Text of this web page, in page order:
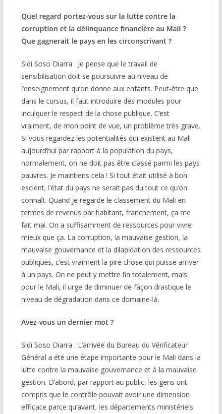
Quel regard portez-vous sur la lutte contre la
corruption et la délinquance financière au Mali ?
Que gagnerait le pays en les circonscrivant ?
Sidi Soso Diarra : Je pense que le travail de
sensibilisation doit se poursuivre au niveau de
l’enseignement qu’on donne aux enfants. Peut-être que
dans le cursus, il faut introduire des modules pour
inculquer le respect de la chose publique. C’est
vraiment, de mon point de vue, un problème très grave.
Si vous regardez les potentialités qui existent au Mali
aujourd’hui par rapport à la population du pays,
normalement, on ne doit pas être classé parmi les pays
pauvres. Je maintiens cela ! Si tout était utilisé à bon
escient, l’état du pays ne serait pas du tout ce qu’on
connaît. Quand je regarde le classement du Mali en
termes de revenus par habitant, franchement, ça me
fait mal. On a suffisamment de ressources pour vivre
mieux que ça. La corruption, la mauvaise gestion, la
mauvaise gouvernance et la dilapidation des ressources
publiques, c’est vraiment la pire chose qui puisse arriver
à un pays. On ne peut y mettre fin totalement, mais
pour le Mali, il urge de diminuer de façon drastique le
niveau de dégradation dans ce domaine-là.
Avez-vous un dernier mot ?
Sidi Soso Diarra : L’arrivée du Bureau du Vérificateur
Général a été une étape importante pour le Mali dans la
lutte contre la mauvaise gouvernance et à la mauvaise
gestion. D’abord, par rapport au public, les gens ont
compris que le contrôle pouvait avoir une dimension
efficace parce qu’avant, les départements ministériels